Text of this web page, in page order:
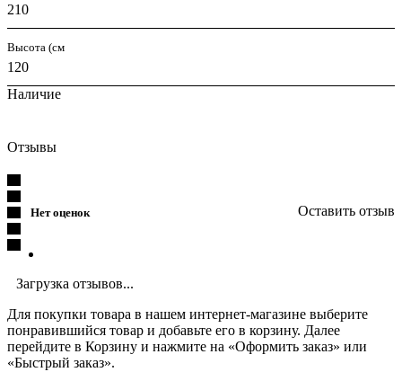
210
Высота (см
120
Наличие
Отзывы
Нет оценок Оставить отзыв
Загрузка отзывов...
Для покупки товара в нашем интернет-магазине выберите
понравившийся товар и добавьте его в корзину. Далее
перейдите в Корзину и нажмите на «Оформить заказ» или
«Быстрый заказ».